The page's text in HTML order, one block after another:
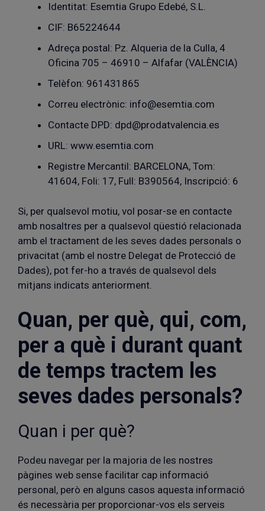
Identitat: Esemtia Grupo Edebé, S.L.
CIF: B65224644
Adreça postal: Pz. Alqueria de la Culla, 4
Oficina 705 – 46910 – Alfafar (VALÈNCIA)
Telèfon: 961431865
Correu electrònic: info@esemtia.com
Contacte DPD: dpd@prodatvalencia.es
URL: www.esemtia.com
Registre Mercantil: BARCELONA, Tom:
41604, Foli: 17, Full: B390564, Inscripció: 6
Si, per qualsevol motiu, vol posar-se en contacte
amb nosaltres per a qualsevol qüestió relacionada
amb el tractament de les seves dades personals o
privacitat (amb el nostre Delegat de Protecció de
Dades), pot fer-ho a través de qualsevol dels
mitjans indicats anteriorment.
Quan, per què, qui, com,
per a què i durant quant
de temps tractem les
seves dades personals?
Quan i per què?
Podeu navegar per la majoria de les nostres
pàgines web sense facilitar cap informació
personal, però en alguns casos aquesta informació
és necessària per proporcionar-vos els serveis